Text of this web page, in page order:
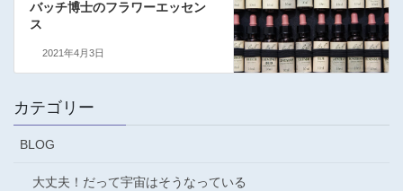
バッチ博士のフラワーエッセン
ス
2021年4月3日
カテゴリー
BLOG
大丈夫！だって宇宙はそうなっている